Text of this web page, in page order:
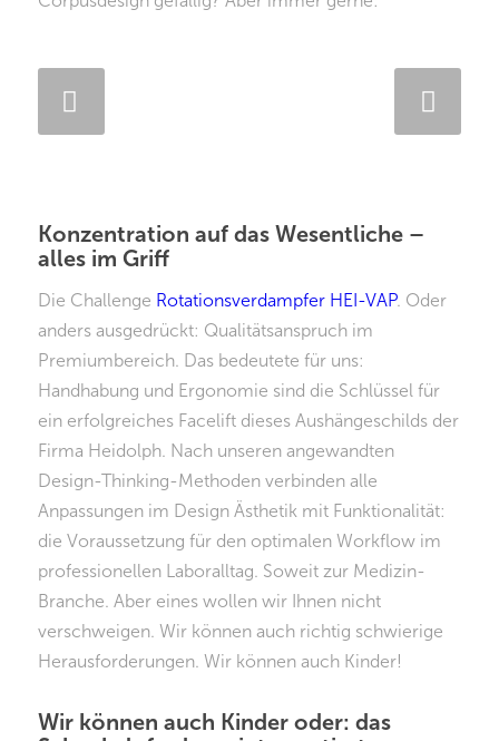
Konzentration auf das Wesentliche –
alles im Griff
Die Challenge Rotationsverdampfer HEI-VAP. Oder
anders ausgedrückt: Qualitätsanspruch im
Premiumbereich. Das bedeutete für uns:
Handhabung und Ergonomie sind die Schlüssel für
ein erfolgreiches Facelift dieses Aushängeschilds der
Firma Heidolph. Nach unseren angewandten
Design-Thinking-Methoden verbinden alle
Anpassungen im Design Ästhetik mit Funktionalität:
die Voraussetzung für den optimalen Workflow im
professionellen Laboralltag. Soweit zur Medizin-
Branche. Aber eines wollen wir Ihnen nicht
verschweigen. Wir können auch richtig schwierige
Herausforderungen. Wir können auch Kinder!
Wir können auch Kinder oder: das